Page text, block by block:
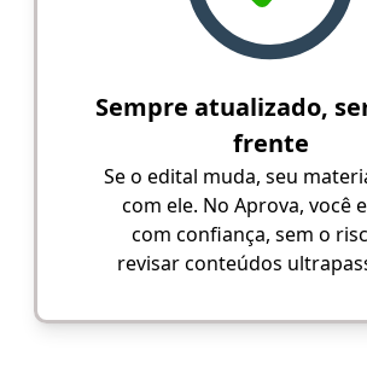
Sempre atualizado,
frente
Se o edital muda, seu
com ele. No Aprova, você
com confiança, sem o
revisar conteúdos